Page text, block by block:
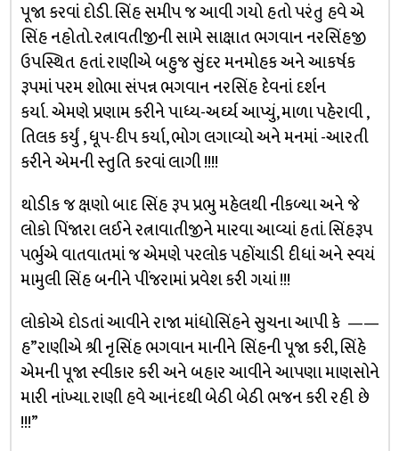
પૂજા કરવાં દોડી. સિંહ સમીપ જ આવી ગયો હતો પરંતુ હવે એ
સિંહ નહોતો. રત્નાવતીજીની સામે સાક્ષાત ભગવાન નરસિંહજી
ઉપસ્થિત હતાં. રાણીએ બહુજ સુંદર મનમોહક અને આકર્ષક
રૂપમાં પરમ શોભા સંપન્ન ભગવાન નરસિંહ દેવનાં દર્શન
કર્યા. એમણે પ્રણામ કરીને પાધ્ય-અર્ઘ્ય આપ્યું, માળા પહેરાવી ,
તિલક કર્યું , ધૂપ-દીપ કર્યા, ભોગ લગાવ્યો અને મનમાં -આરતી
કરીને એમની સ્તુતિ કરવાં લાગી !!!!
થોડીક જ ક્ષણો બાદ સિંહ રૂપ પ્રભુ મહેલથી નીકળ્યા અને જે
લોકો પિંજારા લઈને રત્નાવાતીજીને મારવા આવ્યાં હતાં. સિંહરૂપ
પર્ભુએ વાતવાતમાં જ એમણે પરલોક પહોંચાડી દીધાં અને સ્વયં
મામુલી સિંહ બનીને પીંજરામાં પ્રવેશ કરી ગયાં !!!
લોકોએ દોડતાં આવીને રાજા માંધોસિંહને સુચના આપી કે ——
હ”રાણીએ શ્રી નૃસિંહ ભગવાન માનીને સિંહની પૂજા કરી, સિંહે
એમની પૂજા સ્વીકાર કરી અને બહાર આવીને આપણા માણસોને
મારી નાંખ્યા. રાણી હવે આનંદથી બેઠી બેઠી ભજન કરી રહી છે
!!!”